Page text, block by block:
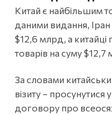
Китай є найбільшим
даними видання,
$12,6 млрд, а
товарів на суму $12,7
За словами
візиту – просунутися
договору про